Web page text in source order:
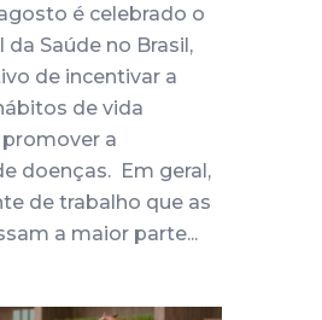
é celebrado o
da Saúde no Brasil,
de incentivar a
de vida
a
doenças. Em geral,
de trabalho que as
a maior parte...